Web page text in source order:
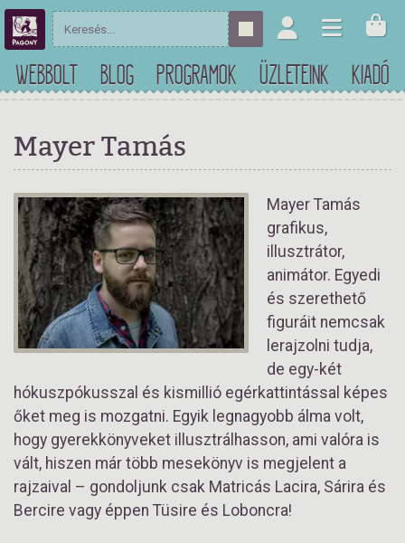
WEBBOLT BLOG PROGRAMOK ÜZLETEINK KIADÓ
Mayer Tamás
Mayer Tamás
grafikus,
illusztrátor,
animátor. Egyedi
és szerethető
figuráit nemcsak
lerajzolni tudja,
de egy-két
hókuszpókusszal és kismillió egérkattintással képes
őket meg is mozgatni. Egyik legnagyobb álma volt,
hogy gyerekkönyveket illusztrálhasson, ami valóra is
vált, hiszen már több mesekönyv is megjelent a
rajzaival – gondoljunk csak Matricás Lacira, Sárira és
Bercire vagy éppen Tüsire és Loboncra!